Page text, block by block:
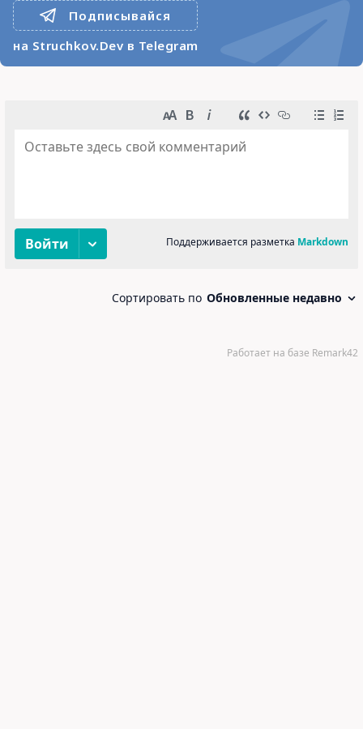
Подписывайся
на Struchkov.Dev в Telegram